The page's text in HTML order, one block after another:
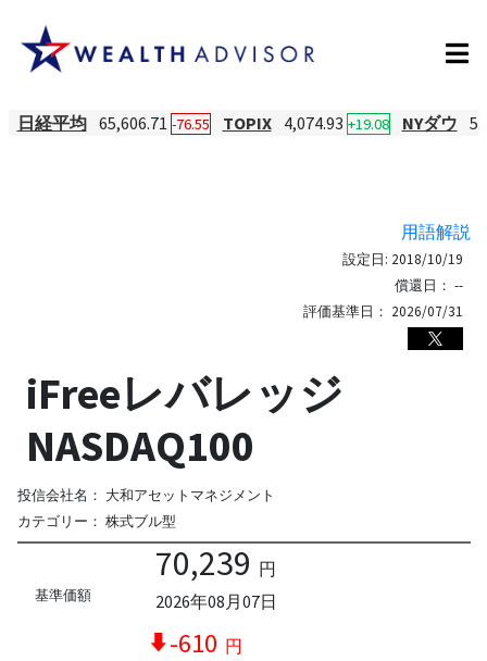
日経平均 65,606.71 -76.55 TOPIX 4,074.93 +19.08 NYダウ
用語解説
設定日: 2018/10/19
償還日： --
評価基準日： 2026/07/31
iFreeレバレッジ
NASDAQ100
投信会社名： 大和アセットマネジメント
カテゴリー： 株式ブル型
基準価額
70,239 円
2026年08月07日
-610 円